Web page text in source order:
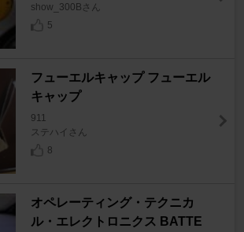
show_300Bさん
5
フューエルキャップ フューエル
キャップ
911
ステハイさん
8
オペレーティング・テクニカ
ル・エレクトロニクス BATTE